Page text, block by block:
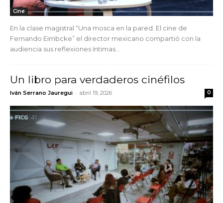
Cine
En la clase magistral “Una mosca en la pared. El cine de
Fernando Eimbcke” el director mexicano compartió con la
audiencia sus reflexiones íntimas...
Un libro para verdaderos cinéfilos
Iván Serrano Jauregui - abril 19, 2026 0